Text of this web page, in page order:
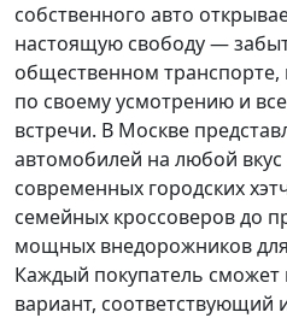
собственного авто
настоящую свободу —
общественном
по своему усмотрению и
встречи. В Москве
автомобилей на любой
современных городских
семейных кроссоверов до
мощных внедорожников
Каждый покупатель сможет
вариант, соответствующий